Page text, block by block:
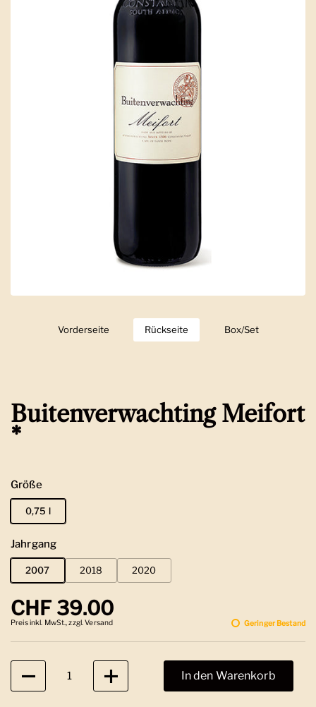
Zeige Folie 1
Vorderseite Zeige Folie 2
Rückseite Zeige Folie 3
Box/Set
Buitenverwachting Meifort
*
Größe
0,75 l
Jahrgang
2007 2018 2020
Regulärer Preis
CHF 39.00
Preis inkl. MwSt., zzgl. Versand Geringer Bestand
Anzahl
In den Warenkorb